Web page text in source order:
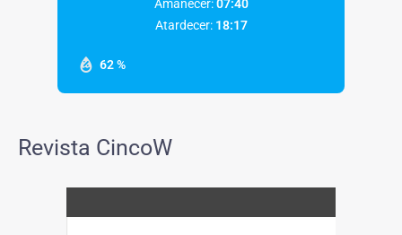
62 %
Amanecer: 07:40
Atardecer: 18:17
Revista CincoW